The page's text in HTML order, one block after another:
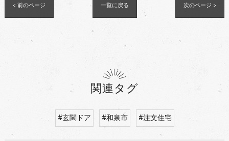
< 前のページ 一覧に戻る 次のページ >
関連タグ
#玄関ドア #和泉市 #注文住宅